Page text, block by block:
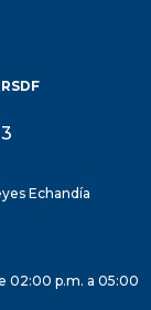
Echandía
02:00 p.m. a 05:00